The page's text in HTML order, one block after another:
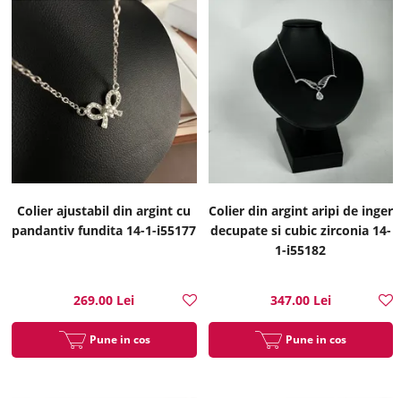
Colier ajustabil din argint cu
pandantiv fundita 14-1-i55177
269.00 Lei
Pune in cos
Colier din argint aripi de inger
decupate si cubic zirconia 14-
1-i55182
347.00 Lei
Pune in cos